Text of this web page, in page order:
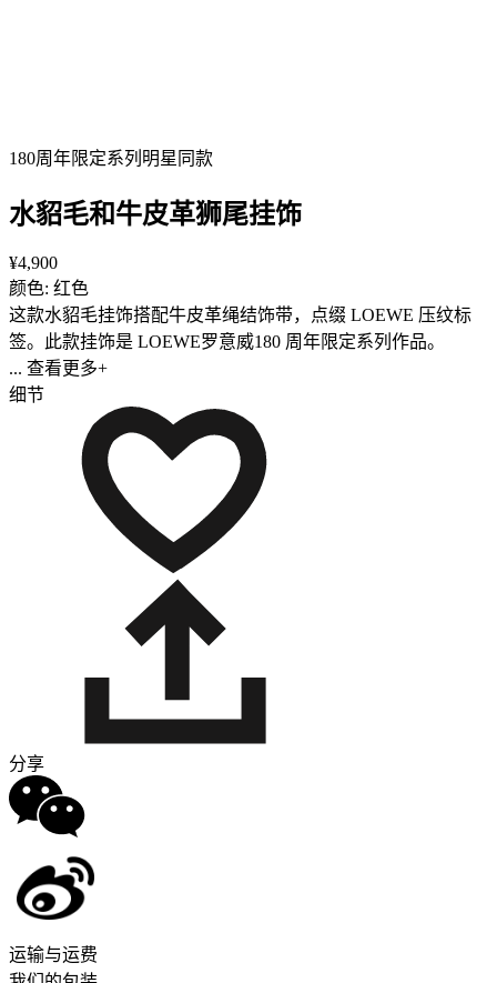
180周年限定系列 明星同款
水貂毛和牛皮革狮尾挂饰
¥4,900
颜色: 红色
这款水貂毛挂饰搭配牛皮革绳结饰带，点缀 LOEWE 压纹标
签。此款挂饰是 LOEWE罗意威180 周年限定系列作品。
... 查看更多+
细节
分享
运输与运费